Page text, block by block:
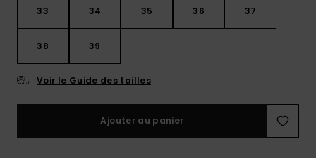
33 34 35 36 37
38 39
Voir le Guide des tailles
Ajouter au panier